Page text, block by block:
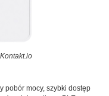
pobór mocy, szybki dostęp